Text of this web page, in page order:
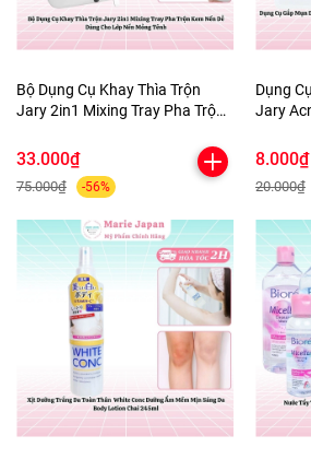
Bộ Dụng Cụ Khay Thìa Trộn
Jary 2in1 Mixing Tray Pha Trộn
Mỏng Tênh
33.000₫
75.000₫ -56%
Dụng
Jary
Tiện Lợi
8.000₫
20.000₫